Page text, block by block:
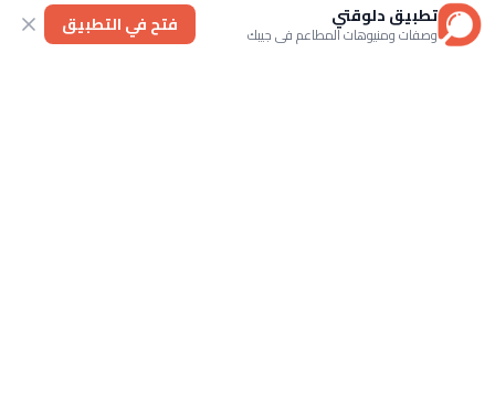
التصنيفات
تطبيق دلوقتي
وصفات ومنيوهات المطاعم في جيبك فتح في التطبيق